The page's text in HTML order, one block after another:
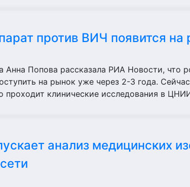
против ВИЧ появится на
Анна Попова рассказала РИА Новости, что
на рынок уже через 2-3 года.
проходит клинические исследования в
анализ медицинских